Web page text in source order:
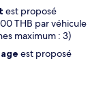
est proposé
THB par véhicule
maximum : 3)
est proposé